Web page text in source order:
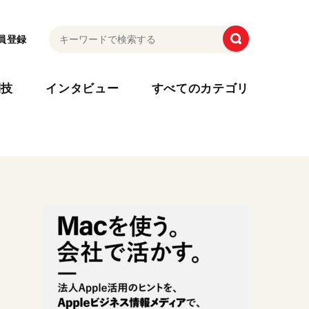
登録
インタビュー すべてのカテゴリ